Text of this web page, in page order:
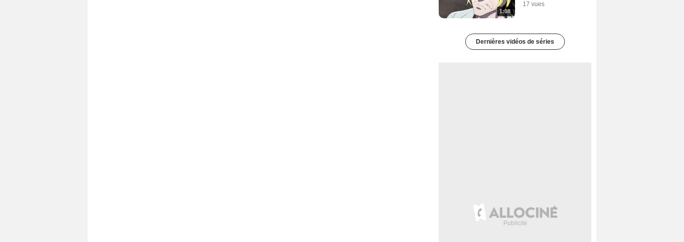
1:08
17 vues
Dernières vidéos de séries